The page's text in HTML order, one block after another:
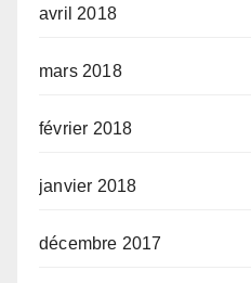
avril 2018
mars 2018
février 2018
janvier 2018
décembre 2017